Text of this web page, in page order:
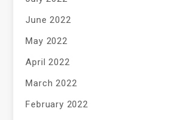
June 2022
May 2022
April 2022
March 2022
February 2022